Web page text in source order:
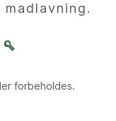
🥄
forbeholdes.